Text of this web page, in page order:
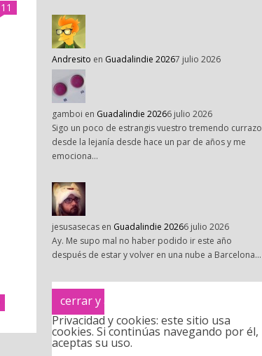
11
Andresito en Guadalindie 20267 julio 2026
gamboi en Guadalindie 20266 julio 2026
Sigo un poco de estrangis vuestro tremendo currazo
desde la lejanía desde hace un par de años y me
emociona…
jesusasecas en Guadalindie 20266 julio 2026
Ay. Me supo mal no haber podido ir este año
después de estar y volver en una nube a Barcelona…
Privacidad y cookies: este sitio usa
cookies. Si continúas navegando por él,
aceptas su uso.